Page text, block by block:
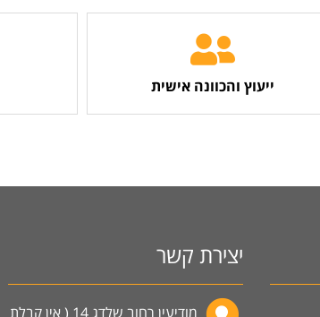
ייעוץ והכוונה אישית
יצירת קשר
מודיעין רחוב שלדג 14 ( אין קבלת